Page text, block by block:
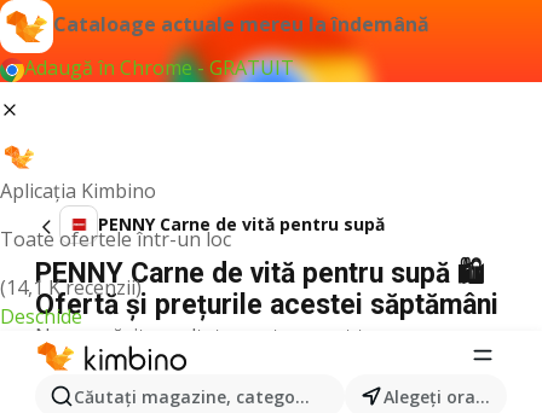
Cataloage actuale mereu la îndemână
Adaugă în Chrome - GRATUIT
Aplicația Kimbino
Toate ofertele într-un loc
(14,1 K recenzii)
Deschide
Căutaţi magazine, categorii, produse... Alegeţi oraşul
PENNY Carne de vită pentru supă
PENNY Carne de vită pentru supă 🛍️
Ofertă și prețurile acestei săptămâni
Nu am găsit rezultate pentru acest termen.
Alte produse în magazine PENNY